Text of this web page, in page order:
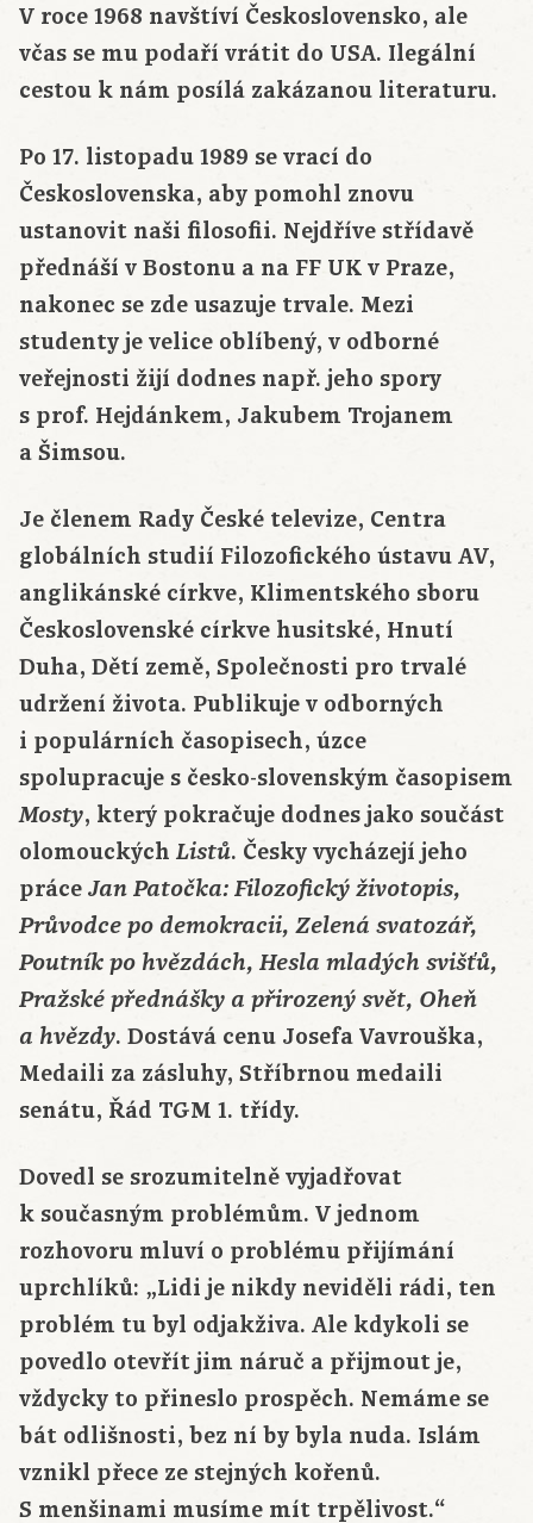
V roce 1968 navštíví Československo, ale
včas se mu podaří vrátit do USA. Ilegální
cestou k nám posílá zakázanou literaturu.
Po 17. listopadu 1989 se vrací do
Československa, aby pomohl znovu
ustanovit naši filosofii. Nejdříve střídavě
přednáší v Bostonu a na FF UK v Praze,
nakonec se zde usazuje trvale. Mezi
studenty je velice oblíbený, v odborné
veřejnosti žijí dodnes např. jeho spory
s prof. Hejdánkem, Jakubem Trojanem
a Šimsou.
Je členem Rady České televize, Centra
globálních studií Filozofického ústavu AV,
anglikánské církve, Klimentského sboru
Československé církve husitské, Hnutí
Duha, Dětí země, Společnosti pro trvalé
udržení života. Publikuje v odborných
i populárních časopisech, úzce
spolupracuje s česko-slovenským časopisem
Mosty, který pokračuje dodnes jako součást
olomouckých Listů. Česky vycházejí jeho
práce Jan Patočka: Filozofický životopis,
Průvodce po demokracii, Zelená svatozář,
Poutník po hvězdách, Hesla mladých svišťů,
Pražské přednášky a přirozený svět, Oheň
a hvězdy. Dostává cenu Josefa Vavrouška,
Medaili za zásluhy, Stříbrnou medaili
senátu, Řád TGM 1. třídy.
Dovedl se srozumitelně vyjadřovat
k současným problémům. V jednom
rozhovoru mluví o problému přijímání
uprchlíků: „Lidi je nikdy neviděli rádi, ten
problém tu byl odjakživa. Ale kdykoli se
povedlo otevřít jim náruč a přijmout je,
vždycky to přineslo prospěch. Nemáme se
bát odlišnosti, bez ní by byla nuda. Islám
vznikl přece ze stejných kořenů.
S menšinami musíme mít trpělivost.“